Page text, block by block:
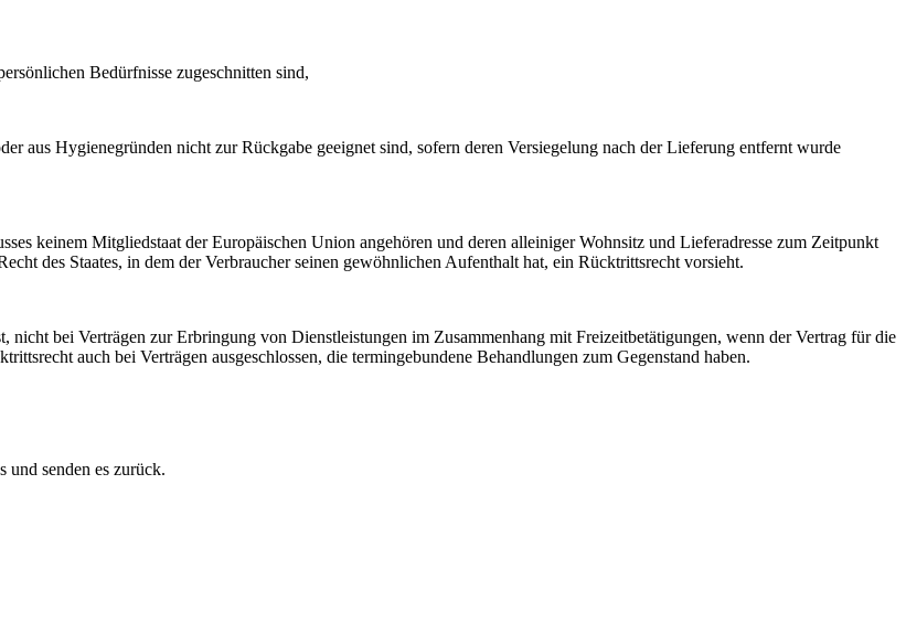
Bedürfnisse zugeschnitten sind,
aus Hygienegründen nicht zur Rückgabe geeignet sind, sofern deren Versiegelung nach der Lieferung entfernt wurde
keinem Mitgliedstaat der Europäischen Union angehören und deren alleiniger Wohnsitz und Lieferadresse zum Zeitpunkt
des Staates, in dem der Verbraucher seinen gewöhnlichen Aufenthalt hat, ein Rücktrittsrecht vorsieht.
bei Verträgen zur Erbringung von Dienstleistungen im Zusammenhang mit Freizeitbetätigungen, wenn der Vertrag für die
auch bei Verträgen ausgeschlossen, die termingebundene Behandlungen zum Gegenstand haben.
und senden es zurück.